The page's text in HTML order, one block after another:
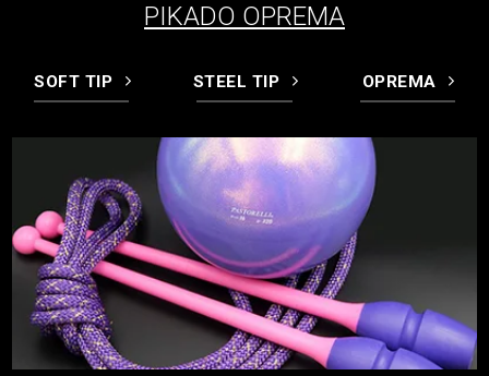
PIKADO OPREMA
SOFT TIP STEEL TIP OPREMA